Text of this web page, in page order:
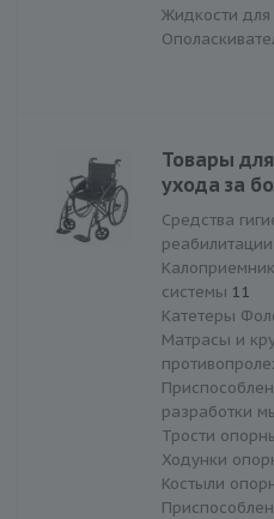
Жидкости для
Товары
ухода за
Средства
реабилитации
системы 11
Катетеры
Матрасы и
разработки
Трости
Ходунки
Костыли